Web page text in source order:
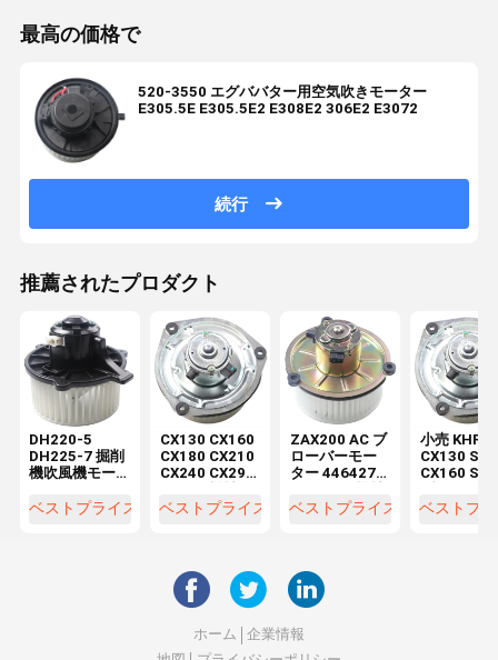
最高の価格で
520-3550 エグババター用空気吹きモーター
E305.5E E305.5E2 E308E2 306E2 E3072
続行
推薦されたプロダクト
DH220-5
DH225-7 掘削
機吹風機モー
K1040112 コ
ベストプライス
CX130 CX160
CX180 CX210
CX240 CX290
理工房 電機
ベストプライス
ZAX200 AC ブ
ローバーモー
ター 4464276
修理工場の掘
ベストプライス
小売
CX130
CX160
ーター
ベストプ
ホーム
企業情報